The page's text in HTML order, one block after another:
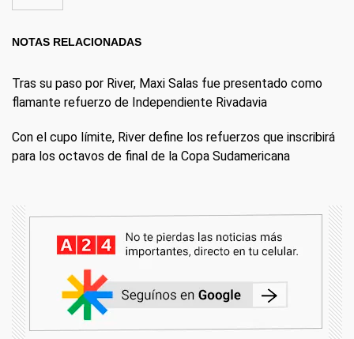
NOTAS RELACIONADAS
Tras su paso por River, Maxi Salas fue presentado como
flamante refuerzo de Independiente Rivadavia
Con el cupo límite, River define los refuerzos que inscribirá
para los octavos de final de la Copa Sudamericana